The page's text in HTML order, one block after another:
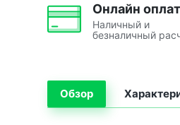
Онлайн
Наличный и
безналичный
Обзор